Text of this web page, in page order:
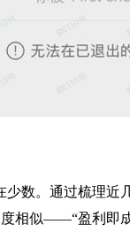
少数。通过梳理近
相似——“盈利即